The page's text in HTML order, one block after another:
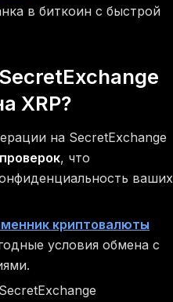
в биткоин с быстрой
XRP?
на SecretExchange
, что
ваших
криптовалюты
условия обмена с